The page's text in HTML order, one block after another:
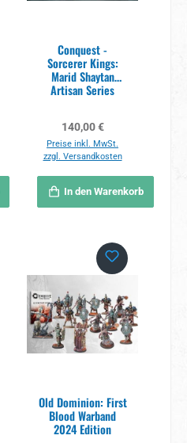
Conquest -
Sorcerer Kings:
Marid Shaytan
Artisan Series
Regulärer Preis:
140,00 €
Preise inkl. MwSt.
zzgl. Versandkosten
In den Warenkorb
Old Dominion: First
Blood Warband
2024 Edition